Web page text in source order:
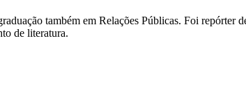
também em Relações Públicas. Foi
de literatura.